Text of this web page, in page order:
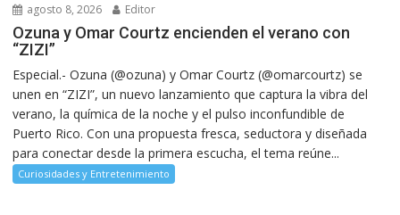
agosto 8, 2026 Editor
Ozuna y Omar Courtz encienden el verano con
“ZIZI”
Especial.- Ozuna (@ozuna) y Omar Courtz (@omarcourtz) se
unen en “ZIZI”, un nuevo lanzamiento que captura la vibra del
verano, la química de la noche y el pulso inconfundible de
Puerto Rico. Con una propuesta fresca, seductora y diseñada
para conectar desde la primera escucha, el tema reúne...
Curiosidades y Entretenimiento